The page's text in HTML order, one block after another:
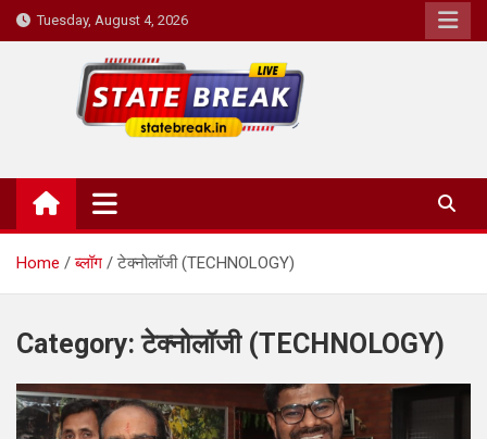
Skip
to
Tuesday, August 4, 2026
State Break
Home ब्लॉग टेक्नोलॉजी (TECHNOLOGY)
Category:टेक्नोलॉजी (TECHNOLOGY)